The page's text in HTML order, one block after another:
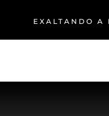
EXALTANDO A